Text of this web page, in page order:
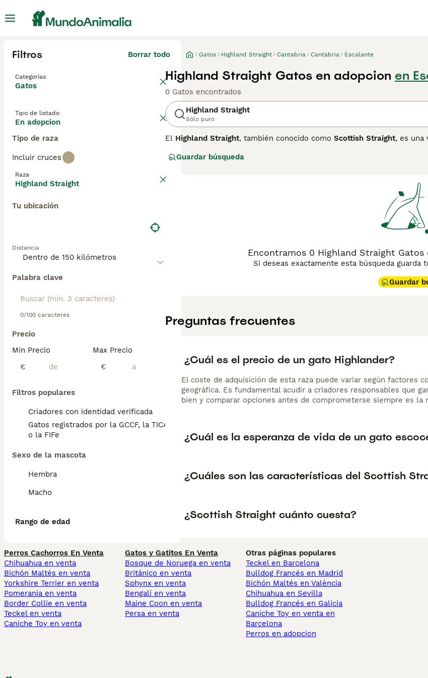
Filtros Borrar todo
Categorías
Gatos
Tipo de listado
En adopcion
Tipo de raza
Incluir cruces
Raza
Highland Straight
Tu ubicación
Distancia
Palabra clave
0/100 caracteres
Precio
Min Precio
€
Max Precio
€
Filtros populares
Criadores con identidad verificada
Gatos registrados por la GCCF, la TICA
o la FIFe
Sexo de la mascota
Hembra
Macho
Rango de edad
Gatos Highland Straight Cantabria Cantabria Escalante
Highland Straight Gatos en adopcion en
0 Gatos encontrados
Highland Straight
Sólo puro
El Highland Straight, también conocido como Scottish Straight, es una
prominentes. Su pelaje puede ser largo y denso, lo que añade un
encanta la interacción humana, lo que los convierte en compañeros
Entre los nombres y apodos populares en España se encuentran
particularidad física. Es importante brindarles cuidados específicos,
pelaje y mantener una buena alimentación para prevenir el sobrepeso.
quienes desean un gato de apariencia encantadora y carácter apacible.
Guardar búsqueda
Encontramos 0 Highland Straight
Si deseas exactamente esta búsqueda
Guardar
Preguntas frecuentes
¿Cuál es el precio de un gato Highlander?
El coste de adquisición de esta raza puede variar según factores
geográfica. Es fundamental acudir a criadores responsables que
bien y comparar opciones antes de comprometerse siempre es la
¿Cuál es la esperanza de vida de un gato
¿Cuáles son las características del Scottish
¿Scottish Straight cuánto cuesta?
Perros Cachorros En Venta
Chihuahua en venta
Bichón Maltés en venta
Yorkshire Terrier en venta
Pomerania en venta
Border Collie en venta
Teckel en venta
Caniche Toy en venta
Gatos y Gatitos En Venta
Bosque de Noruega en venta
Británico en venta
Sphynx en venta
Bengalí en venta
Maine Coon en venta
Persa en venta
Otras páginas populares
Teckel en Barcelona
Bulldog Francés en Madrid
Bichón Maltés en València
Chihuahua en Sevilla
Bulldog Francés en Galicia
Caniche Toy en venta en
Barcelona
Perros en adopcion